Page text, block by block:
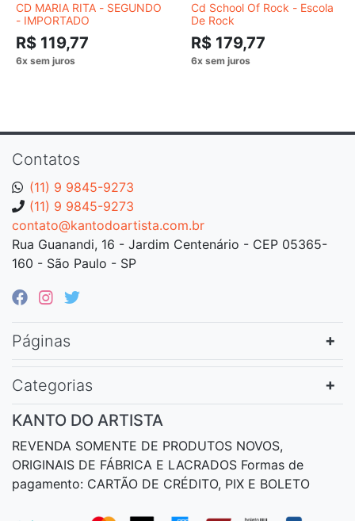
CD MARIA RITA ‎- SEGUNDO
- IMPORTADO
R$ 119,77
Cd School Of Rock - Escola
De Rock
R$ 179,77
Contatos
(11) 9 9845-9273
(11) 9 9845-9273
contato@kantodoartista.com.br
Rua Guanandi, 16 - Jardim Centenário - CEP 05365-
160 - São Paulo - SP
Páginas
Categorias
KANTO DO ARTISTA
REVENDA SOMENTE DE PRODUTOS NOVOS,
ORIGINAIS DE FÁBRICA E LACRADOS Formas de
pagamento: CARTÃO DE CRÉDITO, PIX E BOLETO